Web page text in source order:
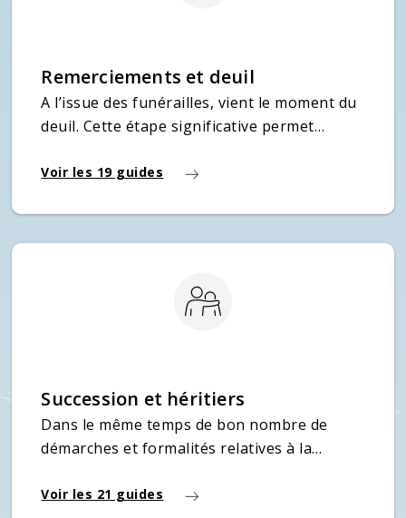
Remerciements et deuil
A l’issue des funérailles, vient le moment du
deuil. Cette étape significative permet
l’acceptation de la disparition d’un proche,
faire-part de remerciements aux
condoléances et présences aux funérailles.
Voir les 19 guides
Succession et héritiers
Dans le même temps de bon nombre de
démarches et formalités relatives à la
succession est souvent envisagée auprès
Voir les 21 guides